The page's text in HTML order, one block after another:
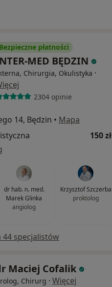
Bezpieczne płatności
MED BĘDZIN
Chirurgia, Okulistyka ·
2304 opinie
14, Będzin • Mapa
150 zł
dr hab. n. med.
Marek Glinka
angiolog
Krzysztof Szczerba
proktolog
44 specjalistów
Maciej Cofalik
Chirurg · Więcej